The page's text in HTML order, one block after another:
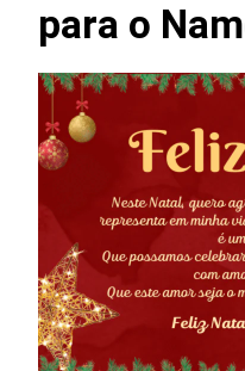
para o